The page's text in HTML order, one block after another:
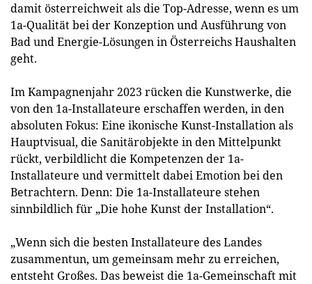
damit österreichweit als die Top-Adresse, wenn es um
1a-Qualität bei der Konzeption und Ausführung von
Bad und Energie-Lösungen in Österreichs Haushalten
geht.
Im Kampagnenjahr 2023 rücken die Kunstwerke, die
von den 1a-Installateure erschaffen werden, in den
absoluten Fokus: Eine ikonische Kunst-Installation als
Hauptvisual, die Sanitärobjekte in den Mittelpunkt
rückt, verbildlicht die Kompetenzen der 1a-
Installateure und vermittelt dabei Emotion bei den
Betrachtern. Denn: Die 1a-Installateure stehen
sinnbildlich für „Die hohe Kunst der Installation“.
„Wenn sich die besten Installateure des Landes
zusammentun, um gemeinsam mehr zu erreichen,
entsteht Großes. Das beweist die 1a-Gemeinschaft mit